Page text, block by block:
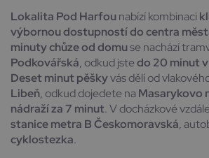
Lokalita Pod Harfounabízí kombinaci
výbornou dostupností do centra
minuty chůze od domuse nachází
Podkovářská, odkud jstedo 20 minut
Deset minut pěškyvás dělí od
Libeň, odkud dojedete na Masarykovo
nádraží za 7 minut. V docházkové
stanice metra B Českomoravská,
cyklostezka.